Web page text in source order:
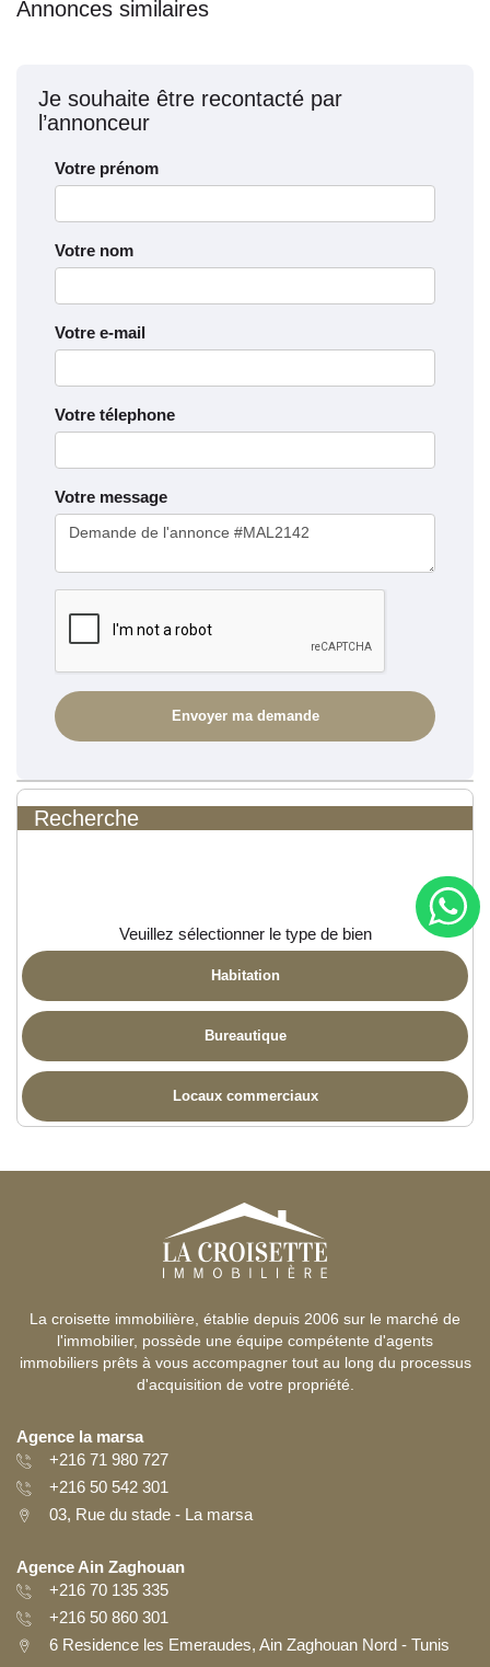
Annonces similaires
Je souhaite être recontacté par
l’annonceur
Votre prénom
Votre nom
Votre e-mail
Votre télephone
Votre message
Recherche
Veuillez sélectionner le type de bien
Habitation
Bureautique
Locaux commerciaux
La croisette immobilière, établie depuis 2006 sur le marché de
l'immobilier, possède une équipe compétente d'agents
immobiliers prêts à vous accompagner tout au long du processus
d'acquisition de votre propriété.
Agence la marsa
+216 71 980 727
+216 50 542 301
03, Rue du stade - La marsa
Agence Ain Zaghouan
+216 70 135 335
+216 50 860 301
6 Residence les Emeraudes, Ain Zaghouan Nord - Tunis